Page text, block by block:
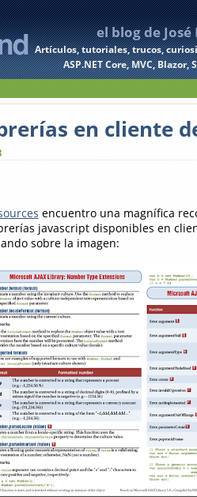
el blog de
Artículos, tutoriales, trucos,
ASP.NET Core, MVC,
en cliente
encuentro una magnífica
javascript disponibles en
sobre la imagen: